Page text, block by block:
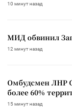
10 минут назад
МИД обвинил
12 минут назад
Омбудсмен ЛНР
более 60%
15 минут назад